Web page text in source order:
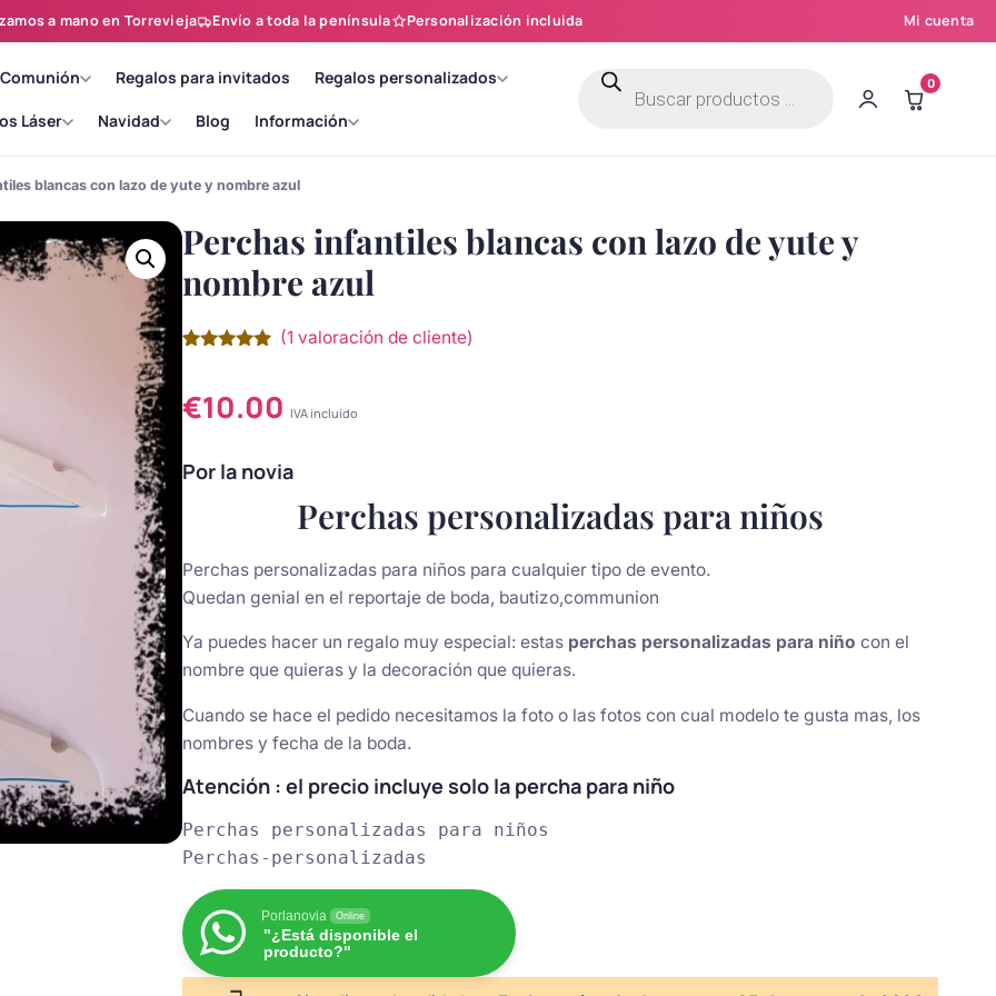
a mano en Torrevieja Envío a toda la península Personalización incluida Mi cuenta
Regalos para invitados Regalos personalizados
Láser Navidad Blog Información
Búsqueda
productos
0
blancas con lazo de yute y nombre azul
Perchas infantiles blancas con lazo de yute y
nombre azul
5 en base
avaloración
(1 valoración de cliente)
€10.00 IVA incluido
Por la novia
Perchas personalizadas para niños
Perchas personalizadas para niños para cualquier tipo de evento.
Quedan genial en el reportaje de boda, bautizo,communion
Ya puedes hacer un regalo muy especial: estas perchas personalizadas para niño con el
nombre que quieras y la decoración que quieras.
Cuando se hace el pedido necesitamos la foto o las fotos con cual modelo te gusta mas, los
nombres y fecha de la boda.
Atención : el precio incluye solo la percha para niño
Perchas personalizadas para niños
Perchas-personalizadas
Porlanovia Online
"¿Está disponible el
producto?"